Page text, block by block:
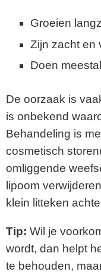
Groeien
Zijn zacht en
Doen
De oorzaak is
is onbekend
Behandeling is
cosmetisch
omliggende
lipoom
klein litteken
Tip: Wil je
wordt, dan helpt
te behouden,